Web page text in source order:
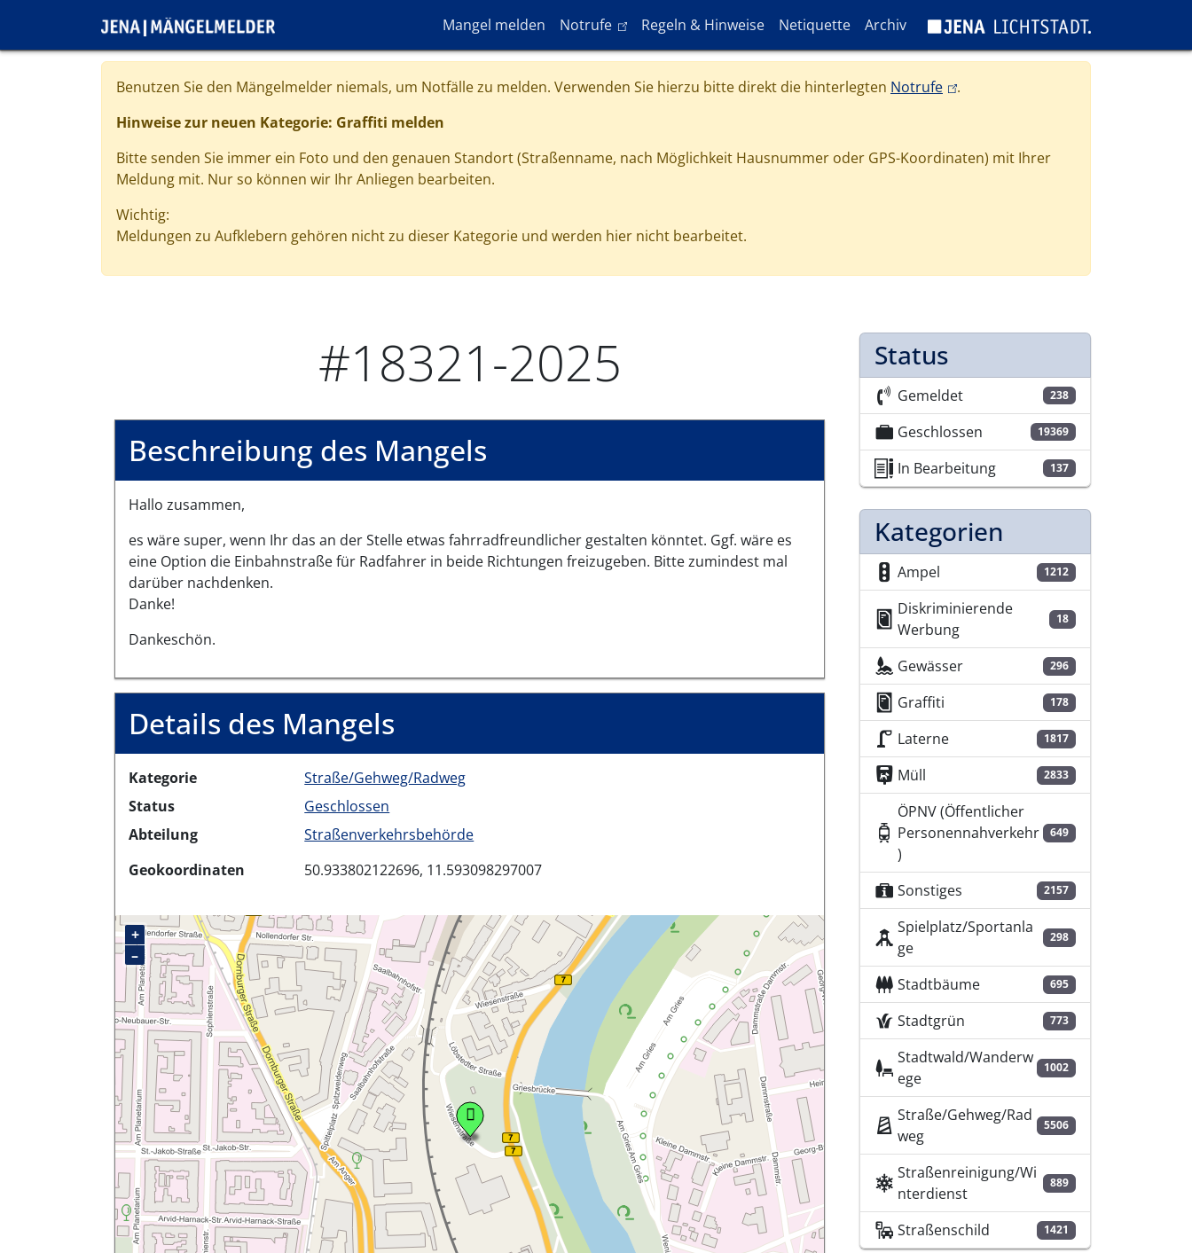
Hauptnavigation
Mangel melden Notrufe(link is external)
Regeln & Hinweise Netiquette Archiv
Benutzen Sie den Mängelmelder niemals, um Notfälle zu melden. Verwenden Sie hierzu bitte direkt die hinterlegten Notrufe(link is external)
.
Hinweise zur neuen Kategorie: Graffiti melden
Bitte senden Sie immer ein Foto und den genauen Standort (Straßenname, nach Möglichkeit Hausnummer oder GPS-Koordinaten) mit Ihrer
Meldung mit. Nur so können wir Ihr Anliegen bearbeiten.
Wichtig:
Meldungen zu Aufklebern gehören nicht zu dieser Kategorie und werden hier nicht bearbeitet.
#18321-2025
Beschreibung des Mangels
Hallo zusammen,
es wäre super, wenn Ihr das an der Stelle etwas fahrradfreundlicher gestalten könntet. Ggf. wäre es
eine Option die Einbahnstraße für Radfahrer in beide Richtungen freizugeben. Bitte zumindest mal
darüber nachdenken.
Danke!
Dankeschön.
Details des Mangels
Kategorie
Straße/Gehweg/Radweg
Status
Geschlossen
Abteilung
Straßenverkehrsbehörde
Geokoordinaten
50.933802122696, 11.593098297007
+
–
Status
Gemeldet 238
Geschlossen 19369
In Bearbeitung 137
Kategorien
Ampel 1212
Diskriminierende
Werbung
18
Gewässer 296
Graffiti 178
Laterne 1817
Müll 2833
ÖPNV (Öffentlicher
Personennahverkehr
)
649
Sonstiges 2157
Spielplatz/Sportanla
ge
298
Stadtbäume 695
Stadtgrün 773
Stadtwald/Wanderw
ege
1002
Straße/Gehweg/Rad
weg
5506
Straßenreinigung/Wi
nterdienst
889
Straßenschild 1421